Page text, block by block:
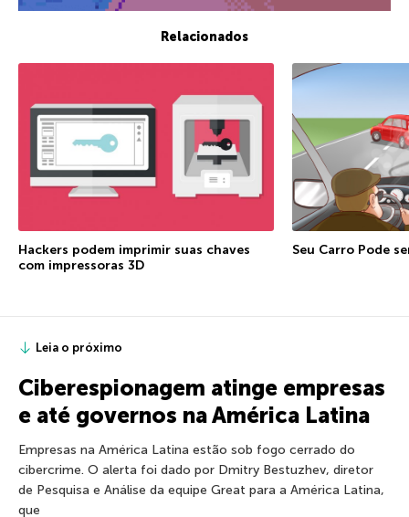
Relacionados
Hackers podem imprimir suas chaves
com impressoras 3D
Seu Carro Pode
Leia o próximo
Ciberespionagem atinge empresas
e até governos na América Latina
Empresas na América Latina estão sob fogo cerrado do
cibercrime. O alerta foi dado por Dmitry Bestuzhev, diretor
de Pesquisa e Análise da equipe Great para a América Latina,
que